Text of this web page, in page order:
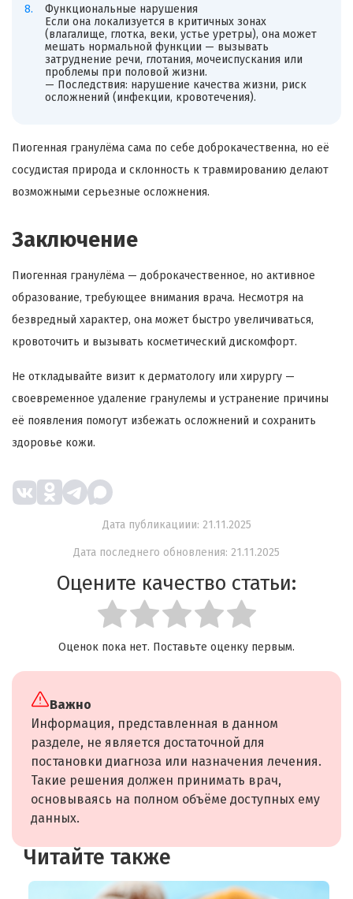
Функциональные нарушения
Если она локализуется в критичных зонах
(влагалище, глотка, веки, устье уретры), она может
мешать нормальной функции — вызывать
затруднение речи, глотания, мочеиспускания или
проблемы при половой жизни.
— Последствия: нарушение качества жизни, риск
осложнений (инфекции, кровотечения).
Пиогенная гранулёма сама по себе доброкачественна, но её
сосудистая природа и склонность к травмированию делают
возможными серьезные осложнения.
Заключение
Пиогенная гранулёма — доброкачественное, но активное
образование, требующее внимания врача. Несмотря на
безвредный характер, она может быстро увеличиваться,
кровоточить и вызывать косметический дискомфорт.
Не откладывайте визит к дерматологу или хирургу —
своевременное удаление гранулемы и устранение причины
её появления помогут избежать осложнений и сохранить
здоровье кожи.
Дата публикациии: 21.11.2025
Дата последнего обновления: 21.11.2025
Оцените качество статьи:
Оценок пока нет. Поставьте оценку первым.
Важно
Информация, представленная в данном
разделе, не является достаточной для
постановки диагноза или назначения лечения.
Такие решения должен принимать врач,
основываясь на полном объёме доступных ему
данных.
Читайте также